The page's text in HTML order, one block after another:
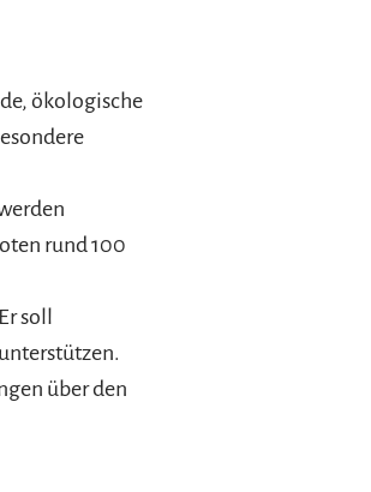
ökologische
rund 100
soll
über den